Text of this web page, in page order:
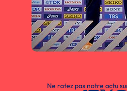
Ne ratez pas notre actu